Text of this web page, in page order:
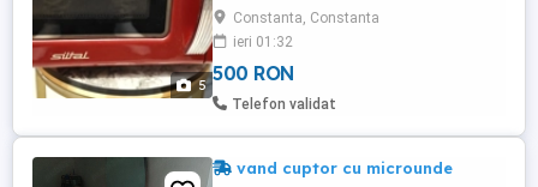
5
Timer, Rosu
Constanta, Constanta
ieri 01:32
500 RON
Telefon validat
vand cuptor cu microunde